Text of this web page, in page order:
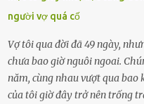
người vợ quá cố
Vợ tôi qua đời đã 49 ngày,
chưa bao giờ nguôi ngoai.
năm, cùng nhau vượt qua bao
của tôi giờ đây trở nên trống